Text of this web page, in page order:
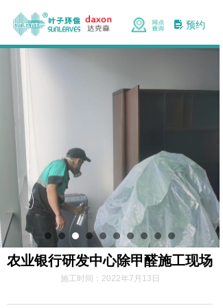
넖 预约
农业银行研发中心除甲醛施工现场
施工时间： 2022年7月13日